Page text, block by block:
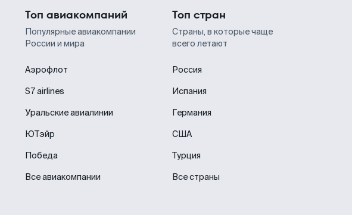
Топ авиакомпаний
Популярные авиакомпании
России и мира
Аэрофлот
S7 airlines
Уральские авиалинии
ЮТэйр
Победа
Все авиакомпании
Топ стран
Страны, в которые чаще
всего летают
Россия
Испания
Германия
США
Турция
Все страны